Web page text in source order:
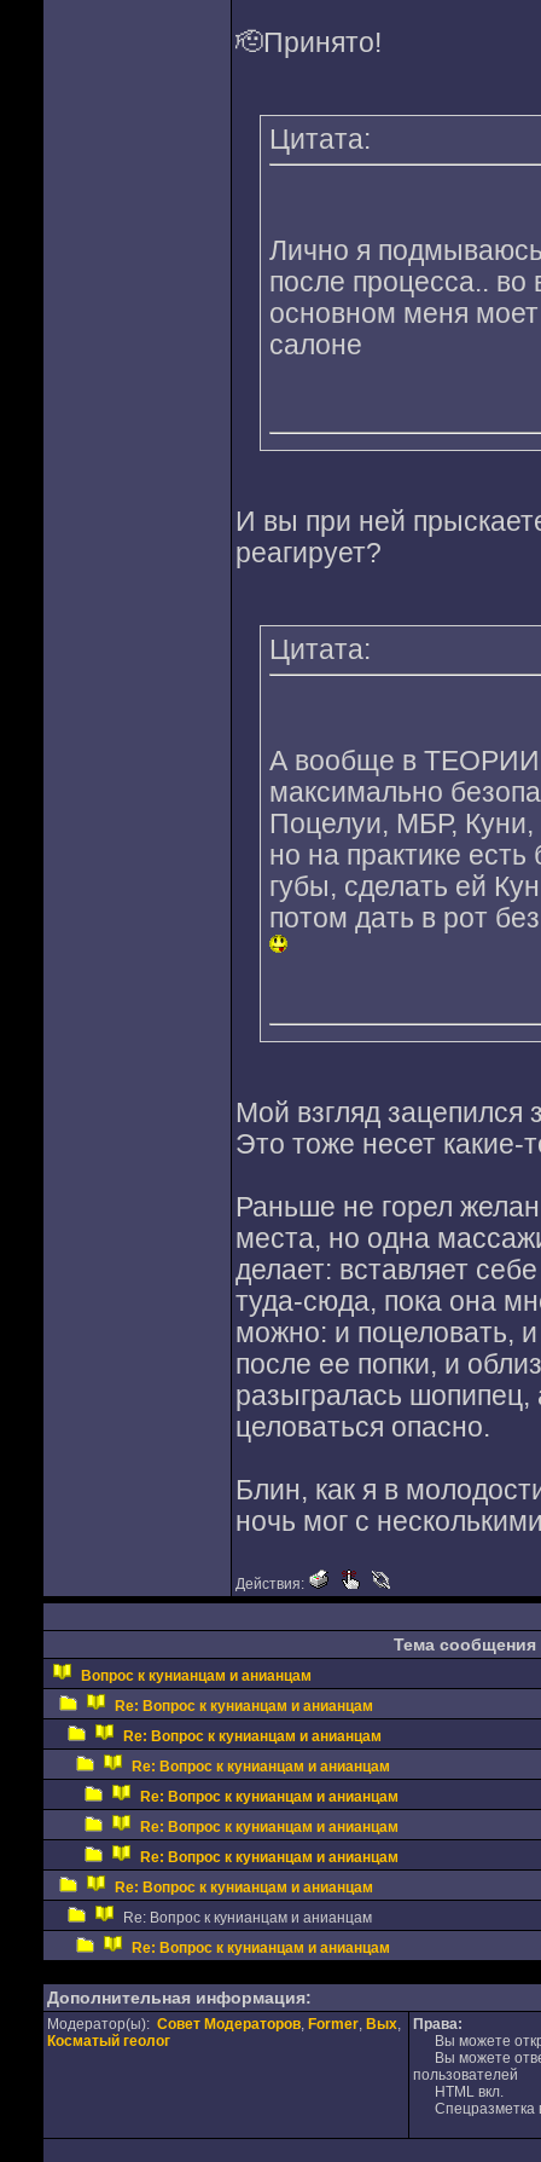
🫡Принято!
Цитата:
Лично я
после процесса..
основном меня
салоне
И вы при ней
реагирует?
Цитата:
А вообще в ТЕОРИИ:
максимально
Поцелуи, МБР, Куни,
но на практике
губы, сделать ей
потом дать в рот
Мой взгляд зацепился
Это тоже несет какие-
Раньше не горел
места, но одна
делает: вставляет
туда-сюда, пока она
можно: и поцеловать,
после ее попки, и
разыгралась шопипец,
целоваться опасно.
Блин, как я в
ночь мог с
Действия:
Тема сообщения
Вопрос к кунианцам и анианцам
Re: Вопрос к кунианцам и анианцам
Re: Вопрос к кунианцам и анианцам
Re: Вопрос к кунианцам и анианцам
Re: Вопрос к кунианцам и анианцам
Re: Вопрос к кунианцам и анианцам
Re: Вопрос к кунианцам и анианцам
Re: Вопрос к кунианцам и анианцам
Re: Вопрос к кунианцам и анианцам
Re: Вопрос к кунианцам и анианцам
Дополнительная информация:
Модератор(ы): Совет Модераторов, Former, Вых,
Косматый геолог
Права:
Вы можете
Вы можете
пользователей
HTML вкл.
Спецразметка